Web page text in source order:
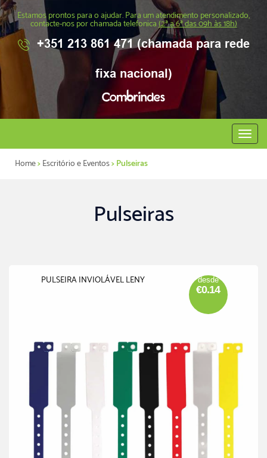
Estamos prontos para o ajudar. Para um atendimento personalizado,
contacte-nos por chamada telefonica(2ª a 6ª das 09h às 18h)
+351 213 861 471 (chamada para rede
fixa nacional)
Abrir
menu
Home>Escritório e Eventos> Pulseiras
Pulseiras
PULSEIRA INVIOLÁVEL LENY desde
€0.14